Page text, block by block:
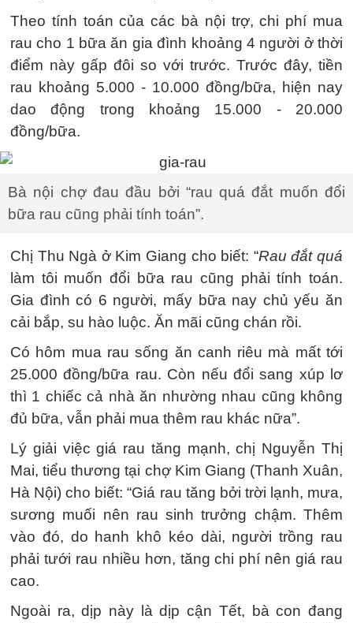
Theo tính toán của các bà nội trợ, chi phí mua
rau cho 1 bữa ăn gia đình khoảng 4 người ở thời
điểm này gấp đôi so với trước. Trước đây, tiền
rau khoảng 5.000 - 10.000 đồng/bữa, hiện nay
dao động trong khoảng 15.000 - 20.000
đồng/bữa.
Bà nội chợ đau đầu bởi “rau quá đắt muốn đổi
bữa rau cũng phải tính toán”.
Chị Thu Ngà ở Kim Giang cho biết: “Rau đắt quá
làm tôi muốn đổi bữa rau cũng phải tính toán.
Gia đình có 6 người, mấy bữa nay chủ yếu ăn
cải bắp, su hào luộc. Ăn mãi cũng chán rồi.
Có hôm mua rau sống ăn canh riêu mà mất tới
25.000 đồng/bữa rau. Còn nếu đổi sang xúp lơ
thì 1 chiếc cả nhà ăn nhường nhau cũng không
đủ bữa, vẫn phải mua thêm rau khác nữa”.
Lý giải việc giá rau tăng mạnh, chị Nguyễn Thị
Mai, tiểu thương tại chợ Kim Giang (Thanh Xuân,
Hà Nội) cho biết: “Giá rau tăng bởi trời lạnh, mưa,
sương muối nên rau sinh trưởng chậm. Thêm
vào đó, do hanh khô kéo dài, người trồng rau
phải tưới rau nhiều hơn, tăng chi phí nên giá rau
cao.
Ngoài ra, dịp này là dịp cận Tết, bà con đang